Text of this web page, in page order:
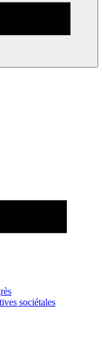
sociétales